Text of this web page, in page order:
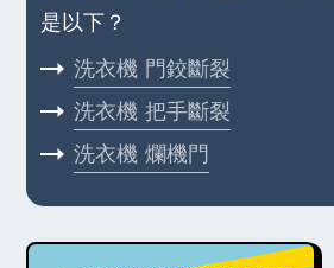
是以下？
洗衣機 門鉸斷裂
洗衣機 把手斷裂
洗衣機 爛機門